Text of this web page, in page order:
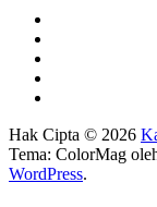
Hak Cipta © 2026
Tema: ColorMag
WordPress.